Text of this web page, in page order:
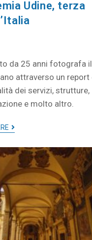
Udine, terza
da 25 anni fotografa
attraverso un report
dei servizi, strutture,
e molto altro.